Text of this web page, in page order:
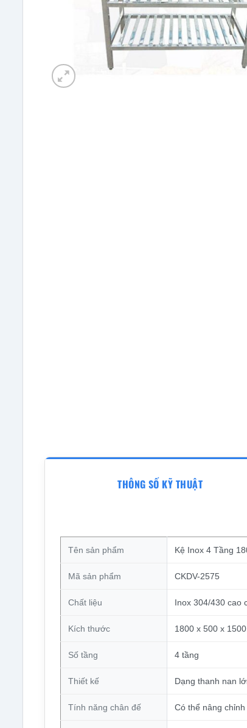
THÔNG SỐ KỸ THUẬT
Tên sản phẩm Kệ Inox 4 Tầng
Mã sản phẩm CKDV-2575
Chất liệu Inox 304/430 cao
Kích thước 1800 x 500 x
Số tầng 4 tầng
Thiết kế Dạng thanh nan
Tính năng chân đế Có thể nâng